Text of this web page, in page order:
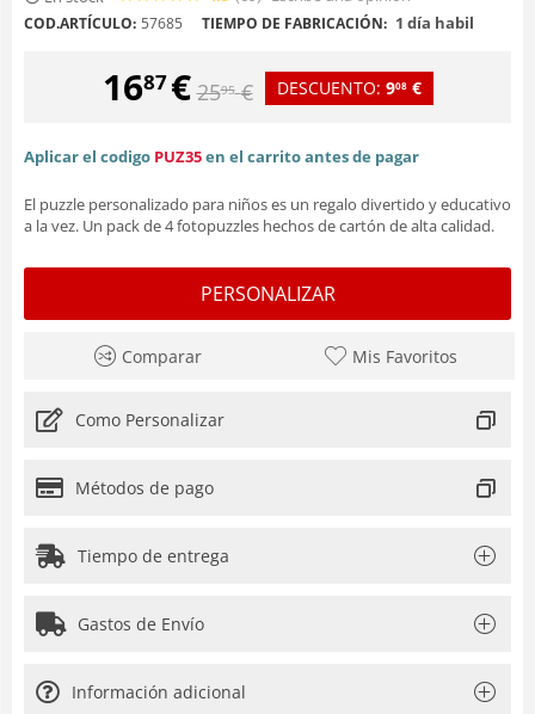
COD.ARTÍCULO: 57685 TIEMPO DE FABRICACIÓN: 1 día habil
1687€ 2595 € DESCUENTO: 908 €
Aplicar el codigo PUZ35en el carrito antes de pagar
El puzzle personalizado para niños es un regalo divertido y educativo
a la vez. Un pack de 4 fotopuzzles hechos de cartón de alta calidad.
PERSONALIZAR
Comparar Mis Favoritos
Como Personalizar
Métodos de pago
Tiempo de entrega
Gastos de Envío
Información adicional